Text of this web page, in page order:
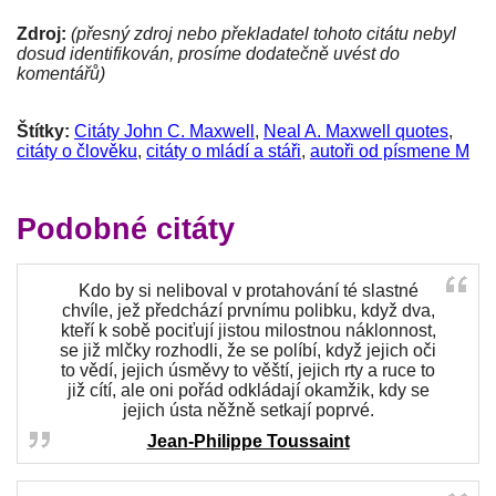
Zdroj: (přesný zdroj nebo překladatel tohoto citátu nebyl
dosud identifikován, prosíme dodatečně uvést do
komentářů)
Štítky: Citáty John C. Maxwell , Neal A. Maxwell quotes,
citáty o člověku, citáty o mládí a stáři, autoři od písmene M
Podobné citáty
Kdo by si neliboval v protahování té slastné
chvíle, jež předchází prvnímu polibku, když dva,
kteří k sobě pociťují jistou milostnou náklonnost,
se již mlčky rozhodli, že se políbí, když jejich oči
to vědí, jejich úsměvy to věští, jejich rty a ruce to
již cítí, ale oni pořád odkládají okamžik, kdy se
jejich ústa něžně setkají poprvé.
Jean-Philippe Toussaint